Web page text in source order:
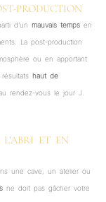
PRODUCTION
d’un mauvais temps en
La post-production
ou en apportant
haut de
rendez-vous le jour J.
ET EN
une cave, un atelier ou
ne doit pas gâcher votre